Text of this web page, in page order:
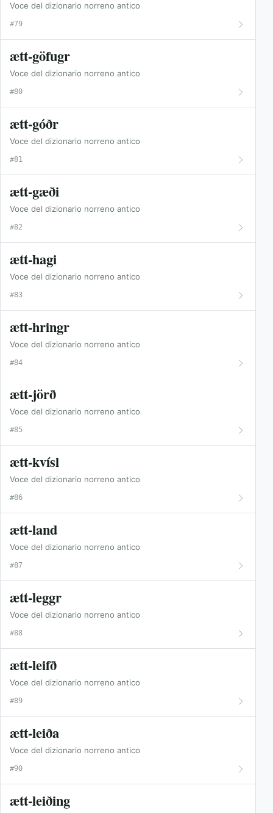
Voce del dizionario norreno antico
#79
ætt-göfugr
Voce del dizionario norreno antico
#80
ætt-góðr
Voce del dizionario norreno antico
#81
ætt-gæði
Voce del dizionario norreno antico
#82
ætt-hagi
Voce del dizionario norreno antico
#83
ætt-hringr
Voce del dizionario norreno antico
#84
ætt-jörð
Voce del dizionario norreno antico
#85
ætt-kvísl
Voce del dizionario norreno antico
#86
ætt-land
Voce del dizionario norreno antico
#87
ætt-leggr
Voce del dizionario norreno antico
#88
ætt-leifð
Voce del dizionario norreno antico
#89
ætt-leiða
Voce del dizionario norreno antico
#90
ætt-leiðing